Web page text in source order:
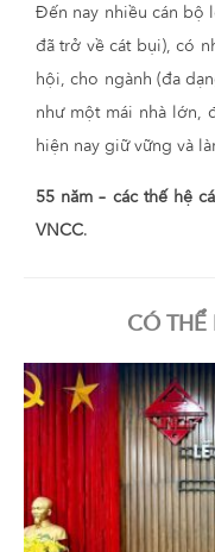
Đến nay nhiều cán bộ
đã trở về cát bụi), có
hội, cho ngành (đa
như một mái nhà lớn,
hiện nay giữ vững và
55 năm – các thế hệ
VNCC.
CÓ